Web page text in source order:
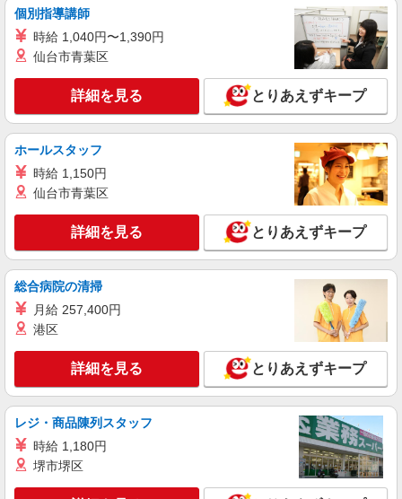
キープ 詳細を見る
ライフ蕨駅前店（店舗コード636）
時給1,150円以上
ライフ蕨駅前店 埼玉県蕨市塚越1-7-9
キープ 詳細を見る
株式会社ジョブリンクシステムズ
時給1900円 月収例334,400円（22日勤務の場
合）
キープ 詳細を見る
個別指導講師
時給 1,040円〜1,390円
仙台市青葉区
詳細を見る とりあえずキープ
ホールスタッフ
時給 1,150円
仙台市青葉区
詳細を見る とりあえずキープ
総合病院の清掃
月給 257,400円
港区
詳細を見る とりあえずキープ
レジ・商品陳列スタッフ
時給 1,180円
堺市堺区